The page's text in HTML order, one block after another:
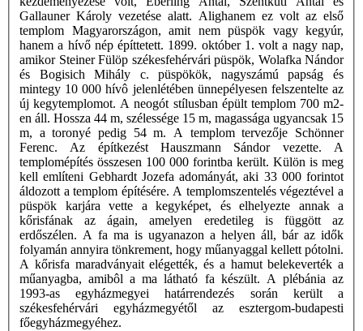
Gallauner Károly vezetése alatt. Alighanem ez volt az első
templom Magyarországon, amit nem püspök vagy kegyúr,
hanem a hívő nép építtetett. 1899. október 1. volt a nagy nap,
amikor Steiner Fülöp székesfehérvári püspök, Wolafka Nándor
és Bogisich Mihály c. püspökök, nagyszámú papság és
mintegy 10 000 hívô jelenlétében ünnepélyesen felszentelte az
új kegytemplomot. A neogót stílusban épült templom 700 m2-
en áll. Hossza 44 m, szélessége 15 m, magassága ugyancsak 15
m, a toronyé pedig 54 m. A templom tervezője Schönner
Ferenc. Az építkezést Hauszmann Sándor vezette. A
templomépítés összesen 100 000 forintba került. Külön is meg
kell említeni Gebhardt Jozefa adományát, aki 33 000 forintot
áldozott a templom építésére. A templomszentelés végeztével a
püspök karjára vette a kegyképet, és elhelyezte annak a
kőrisfának az ágain, amelyen eredetileg is függött az
erdőszélen. A fa ma is ugyanazon a helyen áll, bár az idők
folyamán annyira tönkrement, hogy műanyaggal kellett pótolni.
A kőrisfa maradványait elégették, és a hamut belekeverték a
műanyagba, amibôl a ma látható fa készült. A plébánia az
1993-as egyházmegyei határrendezés során került a
székesfehérvári egyházmegyétől az esztergom-budapesti
főegyházmegyéhez.